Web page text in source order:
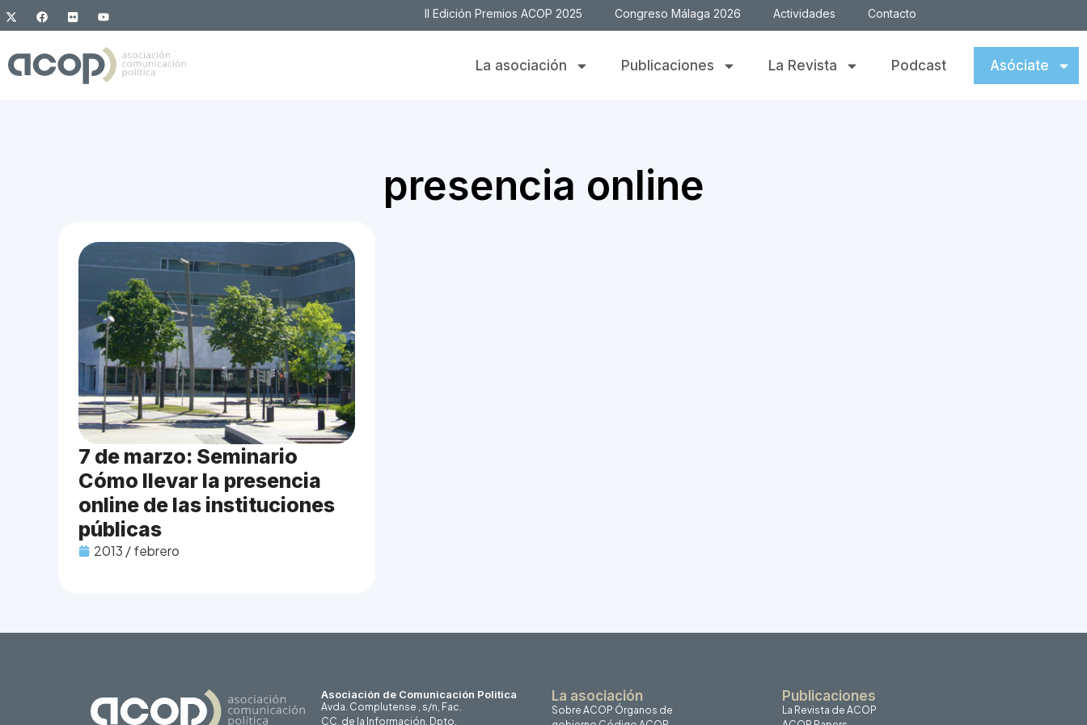
II Edición Premios ACOP 2025 Congreso Málaga 2026 Actividades Contacto
La asociación Publicaciones La Revista Podcast Asóciate
presencia online
7 de marzo: Seminario
Cómo llevar la presencia
online de las instituciones
públicas
2013 / febrero
Asociación de Comunicación Politica
Avda. Complutense , s/n, Fac.
CC. de la Información, Dpto.
La asociación
Sobre ACOP Órganos de
Publicaciones
La Revista de ACOP